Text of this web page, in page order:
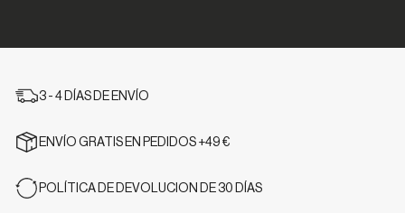
3 - 4 DÍAS DE ENVÍO
ENVÍO GRATIS EN PEDIDOS +49 €
POLÍTICA DE DEVOLUCION DE 30 DÍAS